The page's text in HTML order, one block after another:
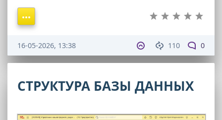
110 0
16-05-2026, 13:38
СТРУКТУРА БАЗЫ ДАННЫХ